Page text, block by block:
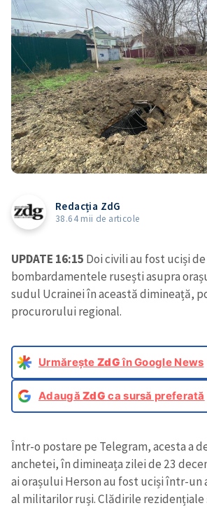
Redacția ZdG
38.64 mii de articole
UPDATE 16:15 Doi civili au fost uciși de
bombardamentele rusești asupra
sudul Ucrainei în această dimineață,
procurorului regional.
Urmărește ZdGîn Google News
AdaugăZdG ca sursă preferată
Într-o postare pe Telegram, acesta a
anchetei, în dimineața zilei de 23
ai orașului Herson au fost uciși într-
al militarilor ruși. Clădirile